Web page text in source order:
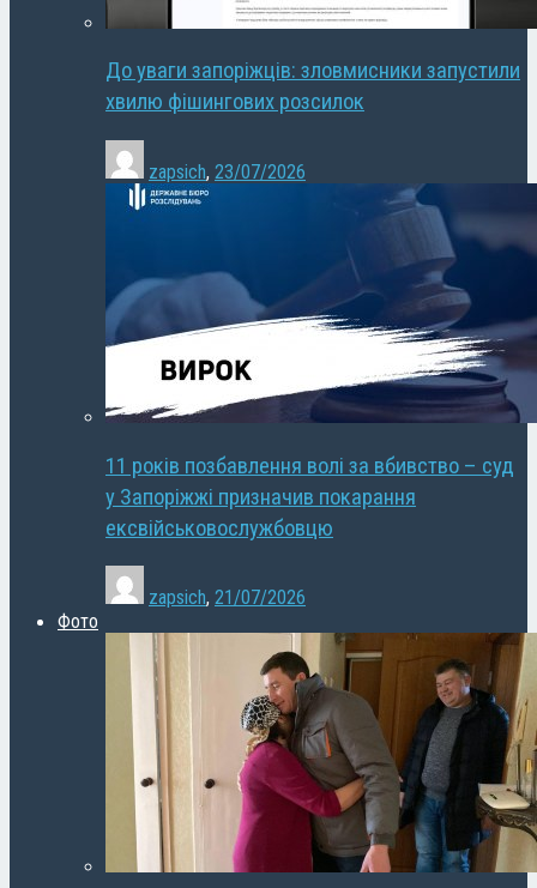
До уваги запоріжців: зловмисники запустили
хвилю фішингових розсилок
zapsich, 23/07/2026
11 років позбавлення волі за вбивство – суд
у Запоріжжі призначив покарання
ексвійськовослужбовцю
zapsich, 21/07/2026
Фото